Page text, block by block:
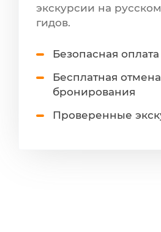
экскурсии на
гидов.
Безопасная оплата
Бесплатная отмена
бронирования
Проверенные